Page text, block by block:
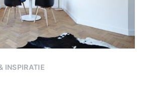
INSPIRATIE